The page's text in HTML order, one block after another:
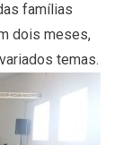
famílias
dois meses,
temas.